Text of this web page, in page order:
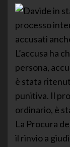
L’accusa ha
persona,
è stata
punitiva. Il
ordinario, è
La Procura
il rinvio a